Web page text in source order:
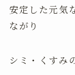
安定した元気
ながり
シミ・くすみ